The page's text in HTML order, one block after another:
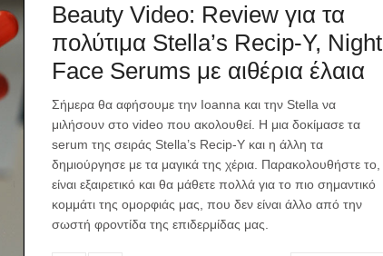
Beauty Video: Review για τα
πολύτιμα Stella’s Recip-Y, Night
Face Serums με αιθέρια έλαια
Σήμερα θα αφήσουμε την Ioanna και την Stella να
μιλήσουν στο video που ακολουθεί. Η μια δοκίμασε τα
serum της σειράς Stella’s Recip-Y και η άλλη τα
δημιούργησε με τα μαγικά της χέρια. Παρακολουθήστε το,
είναι εξαιρετικό και θα μάθετε πολλά για το πιο σημαντικό
κομμάτι της ομορφιάς μας, που δεν είναι άλλο από την
σωστή φροντίδα της επιδερμίδας μας.